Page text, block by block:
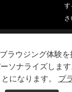
す
ラウジング体験
ソナライズしま
になります。 プ
to analyse our
it with other